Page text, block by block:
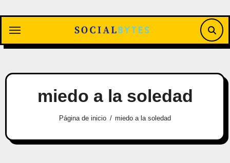
contenido
miedo a la soledad
Página de inicio miedo a la soledad